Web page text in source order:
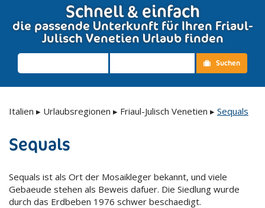
Schnell & einfach
die passende Unterkunft für Ihren Friaul-
Julisch Venetien Urlaub finden
Suchen
Italien ▸ Urlaubsregionen ▸ Friaul-Julisch Venetien ▸ Sequals
Sequals
Sequals ist als Ort der Mosaikleger bekannt, und viele
Gebaeude stehen als Beweis dafuer. Die Siedlung wurde
durch das Erdbeben 1976 schwer beschaedigt.